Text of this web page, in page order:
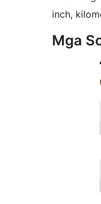
inch,
Mga